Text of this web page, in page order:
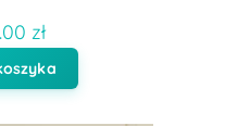
zł